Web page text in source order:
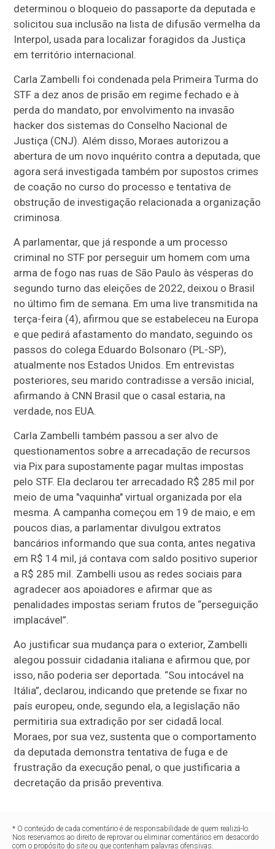
determinou o bloqueio do passaporte da deputada e
solicitou sua inclusão na lista de difusão vermelha da
Interpol, usada para localizar foragidos da Justiça
em território internacional.
Carla Zambelli foi condenada pela Primeira Turma do
STF a dez anos de prisão em regime fechado e à
perda do mandato, por envolvimento na invasão
hacker dos sistemas do Conselho Nacional de
Justiça (CNJ). Além disso, Moraes autorizou a
abertura de um novo inquérito contra a deputada, que
agora será investigada também por supostos crimes
de coação no curso do processo e tentativa de
obstrução de investigação relacionada a organização
criminosa.
A parlamentar, que já responde a um processo
criminal no STF por perseguir um homem com uma
arma de fogo nas ruas de São Paulo às vésperas do
segundo turno das eleições de 2022, deixou o Brasil
no último fim de semana. Em uma live transmitida na
terça-feira (4), afirmou que se estabeleceu na Europa
e que pedirá afastamento do mandato, seguindo os
passos do colega Eduardo Bolsonaro (PL-SP),
atualmente nos Estados Unidos. Em entrevistas
posteriores, seu marido contradisse a versão inicial,
afirmando à CNN Brasil que o casal estaria, na
verdade, nos EUA.
Carla Zambelli também passou a ser alvo de
questionamentos sobre a arrecadação de recursos
via Pix para supostamente pagar multas impostas
pelo STF. Ela declarou ter arrecadado R$ 285 mil por
meio de uma "vaquinha" virtual organizada por ela
mesma. A campanha começou em 19 de maio, e em
poucos dias, a parlamentar divulgou extratos
bancários informando que sua conta, antes negativa
em R$ 14 mil, já contava com saldo positivo superior
a R$ 285 mil. Zambelli usou as redes sociais para
agradecer aos apoiadores e afirmar que as
penalidades impostas seriam frutos de “perseguição
implacável”.
Ao justificar sua mudança para o exterior, Zambelli
alegou possuir cidadania italiana e afirmou que, por
isso, não poderia ser deportada. “Sou intocável na
Itália”, declarou, indicando que pretende se fixar no
país europeu, onde, segundo ela, a legislação não
permitiria sua extradição por ser cidadã local.
Moraes, por sua vez, sustenta que o comportamento
da deputada demonstra tentativa de fuga e de
frustração da execução penal, o que justificaria a
decretação da prisão preventiva.
* O conteúdo de cada comentário é de responsabilidade de quem realizá-lo.
Nos reservamos ao direito de reprovar ou eliminar comentários em desacordo
com o propósito do site ou que contenham palavras ofensivas.